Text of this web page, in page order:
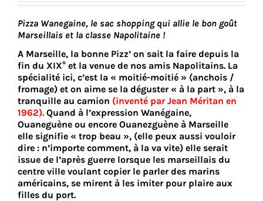
Pizza Wanegaine, le sac shopping qui allie le bon goût
Marseillais et la classe Napolitaine !
A Marseille, la bonne Pizz’ on sait la faire depuis la
fin du XIX° et la venue de nos amis Napolitains. La
spécialité ici, c’est la « moitié-moitié » (anchois /
fromage) et on aime se la déguster « à la part », à la
tranquille au camion (inventé par Jean Méritan en
1962). Quand à l’expression Wanégaine,
Ouaneguène ou encore Ouanezguène à Marseille
elle signifie « trop beau », (elle peux aussi vouloir
dire : n’importe comment, à la va vite) elle serait
issue de l’après guerre lorsque les marseillais du
centre ville voulant copier le parler des marins
américains, se mirent à les imiter pour plaire aux
filles du port.